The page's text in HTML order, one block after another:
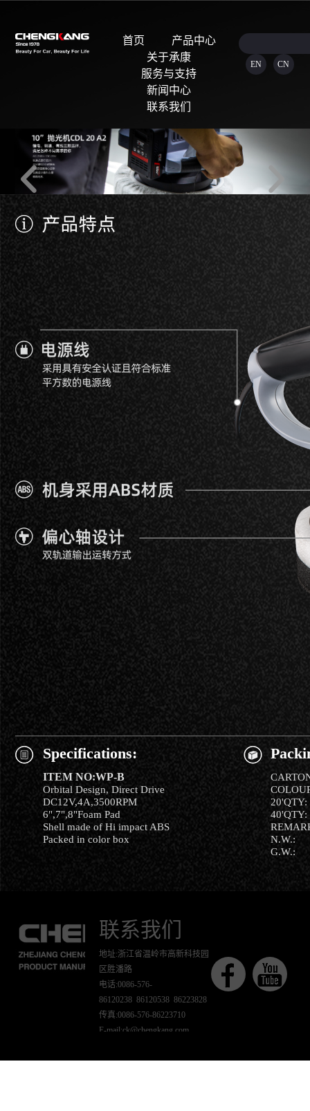
首页
产品中心
关于承康
服务与支持
新闻中心
联系我们
EN CN
Specifications:
ITEM NO:WP-B
Orbital Design, Direct Drive
DC12V,4A,3500RPM
6",7",8"Foam Pad
Shell made of Hi impact ABS
Packed in color box
20'QTY:
40'QTY:
N.W.:
G.W.:
联系我们
地址:浙江省温岭市高新科技园
区胜潘路
电话:0086-576-
86120238 86120538 86223828
传真:0086-576-86223710
E-mail:ck@chengkang.com